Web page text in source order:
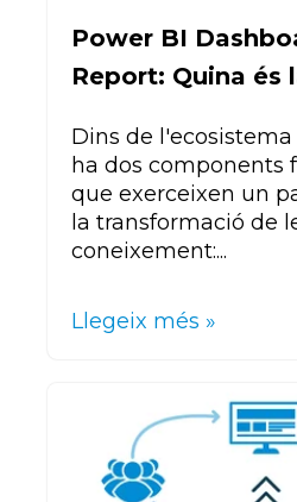
Power BI
Report: Quina és
Dins de
ha dos components
que exerceixen un
la transformació de
coneixement:...
Llegeix més »